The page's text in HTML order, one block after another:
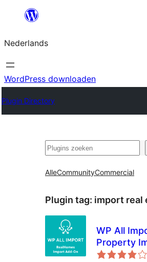
de
inhoud
Nederlands
WordPress downloaden
Plugin Directory
Zoeken
AlleCommunityCommercial
Plugin tag: import real
WP All
Property
RealHomes